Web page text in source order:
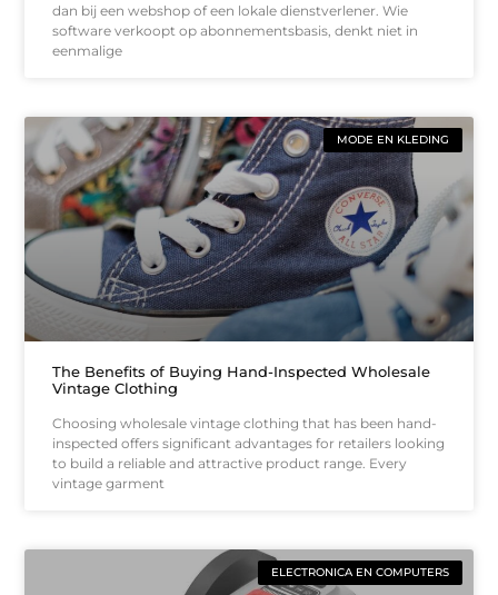
dan bij een webshop of een lokale dienstverlener. Wie
software verkoopt op abonnementsbasis, denkt niet in
eenmalige
MODE EN KLEDING
The Benefits of Buying Hand-Inspected Wholesale
Vintage Clothing
Choosing wholesale vintage clothing that has been hand-
inspected offers significant advantages for retailers looking
to build a reliable and attractive product range. Every
vintage garment
ELECTRONICA EN COMPUTERS